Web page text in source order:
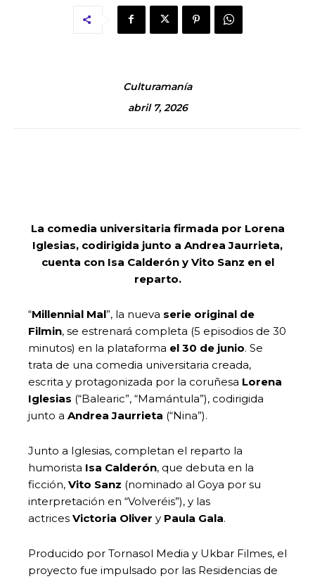
Culturamanía
abril 7, 2026
La comedia universitaria firmada por Lorena
Iglesias, codirigida junto a Andrea Jaurrieta,
cuenta con Isa Calderón y Vito Sanz en el
reparto.
“Millennial Mal”, la nueva serie original de
Filmin, se estrenará completa (5 episodios de 30
minutos) en la plataforma el 30 de junio. Se
trata de una comedia universitaria creada,
escrita y protagonizada por la coruñesa Lorena
Iglesias (“Balearic”, “Mamántula”), codirigida
junto a Andrea Jaurrieta (“Nina”).
Junto a Iglesias, completan el reparto la
humorista Isa Calderón, que debuta en la
ficción, Vito Sanz (nominado al Goya por su
interpretación en “Volveréis”), y las
actrices Victoria Oliver y Paula Gala.
Producido por Tornasol Media y Ukbar Filmes, el
proyecto fue impulsado por las Residencias de